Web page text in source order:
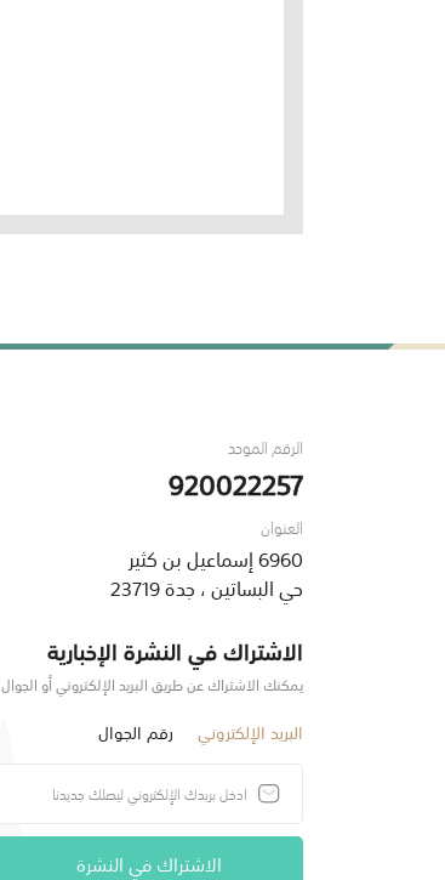
الرقم الموحد
920022257
العنوان
6960 إسماعيل بن كثير
حي البساتين ، جدة 23719
الاشتراك في النشرة الإخبارية
يمكنك الاشتراك عن طريق البريد الإلكتروني أو الجوال
البريد الإلكتروني رقم الجوال
الاشتراك في النشرة